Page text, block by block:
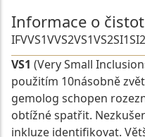
Informace o
IFVVS1VVS2VS1VS2SI1SI2
VS1 (Very Small
použitím 10násobně
gemolog schopen
obtížné spatřit.
inkluze identifikovat.